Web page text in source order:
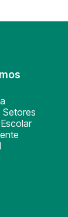
Setores